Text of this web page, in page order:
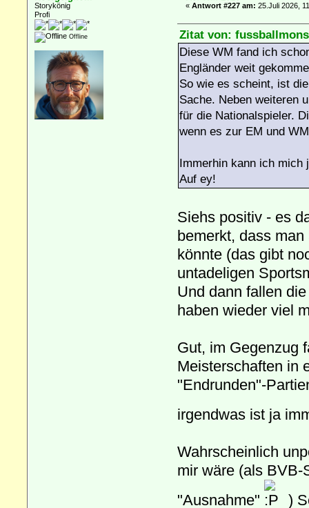
Storykönig
Profi
Offline
«Antwort #227 am: 25.Juli 2026,
Zitat von:
Diese WM fand ich
Engländer weit
So wie es scheint, ist
Sache. Neben weiteren
für die Nationalspieler.
wenn es zur EM und
Immerhin kann ich
Auf ey!
Siehs positiv - es
bemerkt, dass
könnte (das gibt
untadeligen
Und dann fallen
haben wieder viel
Gut, im Gegenzug
Meisterschaften in
"Endrunden"-
irgendwas ist ja
Wahrscheinlich
mir wäre (als BVB-
"Ausnahme"
)